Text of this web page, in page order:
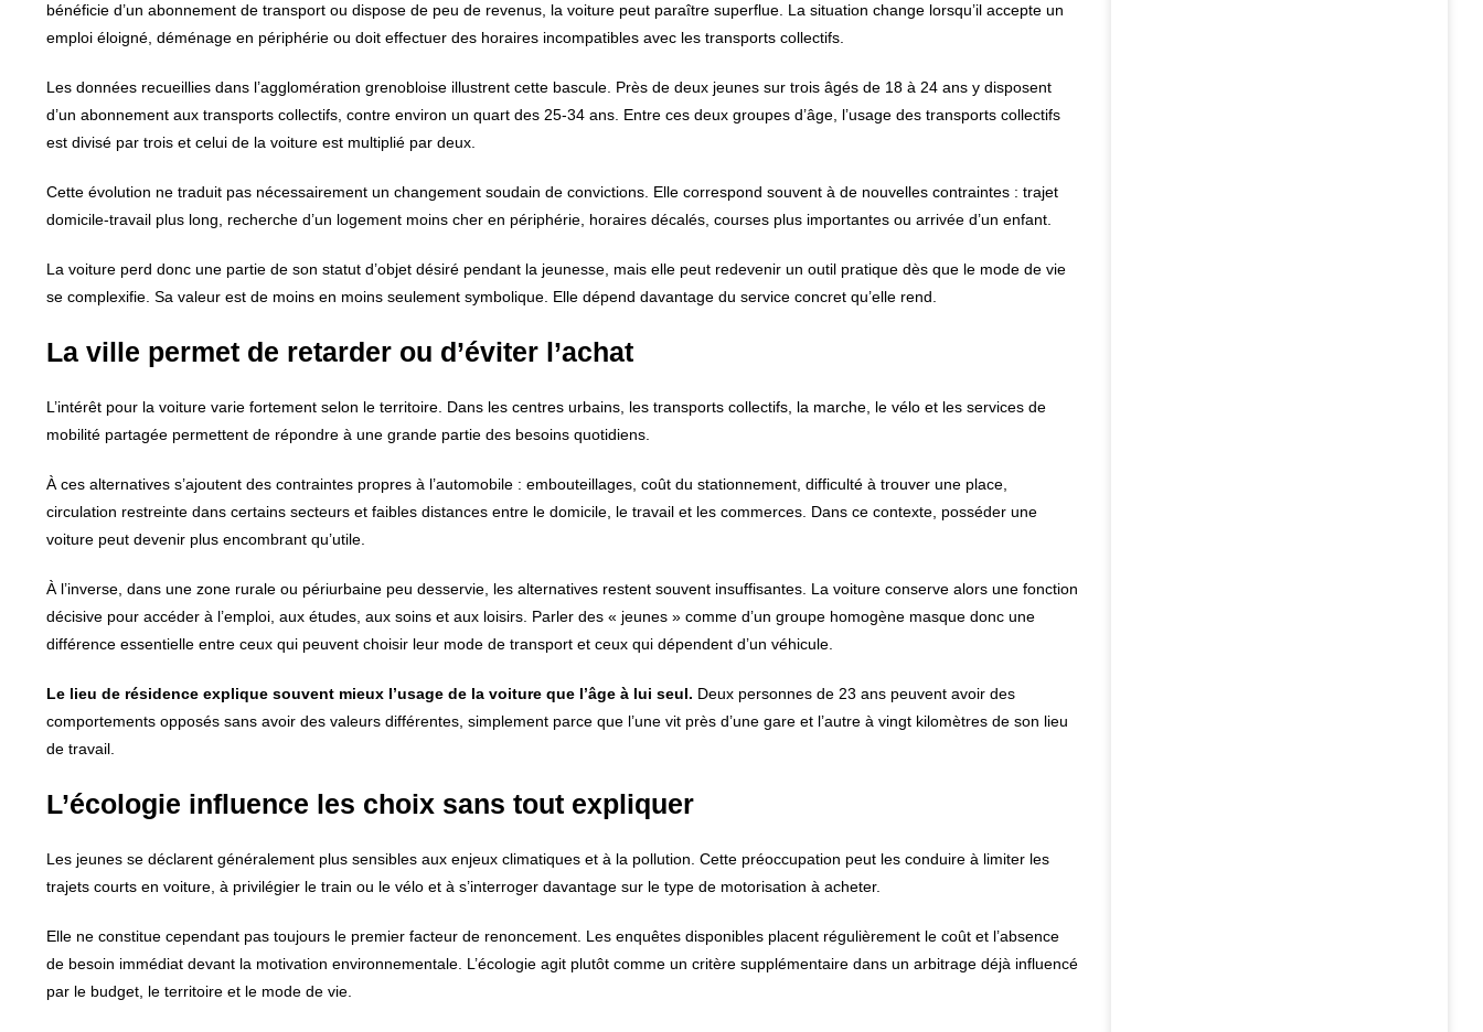
bénéficie d’un abonnement de transport ou dispose de peu de revenus, la voiture peut paraître superflue. La situation change lorsqu’il accepte un
emploi éloigné, déménage en périphérie ou doit effectuer des horaires incompatibles avec les transports collectifs.
Les données recueillies dans l’agglomération grenobloise illustrent cette bascule. Près de deux jeunes sur trois âgés de 18 à 24 ans y disposent
d’un abonnement aux transports collectifs, contre environ un quart des 25-34 ans. Entre ces deux groupes d’âge, l’usage des transports collectifs
est divisé par trois et celui de la voiture est multiplié par deux.
Cette évolution ne traduit pas nécessairement un changement soudain de convictions. Elle correspond souvent à de nouvelles contraintes : trajet
domicile-travail plus long, recherche d’un logement moins cher en périphérie, horaires décalés, courses plus importantes ou arrivée d’un enfant.
La voiture perd donc une partie de son statut d’objet désiré pendant la jeunesse, mais elle peut redevenir un outil pratique dès que le mode de vie
se complexifie. Sa valeur est de moins en moins seulement symbolique. Elle dépend davantage du service concret qu’elle rend.
La ville permet de retarder ou d’éviter l’achat
L’intérêt pour la voiture varie fortement selon le territoire. Dans les centres urbains, les transports collectifs, la marche, le vélo et les services de
mobilité partagée permettent de répondre à une grande partie des besoins quotidiens.
À ces alternatives s’ajoutent des contraintes propres à l’automobile : embouteillages, coût du stationnement, difficulté à trouver une place,
circulation restreinte dans certains secteurs et faibles distances entre le domicile, le travail et les commerces. Dans ce contexte, posséder une
voiture peut devenir plus encombrant qu’utile.
À l’inverse, dans une zone rurale ou périurbaine peu desservie, les alternatives restent souvent insuffisantes. La voiture conserve alors une fonction
décisive pour accéder à l’emploi, aux études, aux soins et aux loisirs. Parler des « jeunes » comme d’un groupe homogène masque donc une
différence essentielle entre ceux qui peuvent choisir leur mode de transport et ceux qui dépendent d’un véhicule.
Le lieu de résidence explique souvent mieux l’usage de la voiture que l’âge à lui seul. Deux personnes de 23 ans peuvent avoir des
comportements opposés sans avoir des valeurs différentes, simplement parce que l’une vit près d’une gare et l’autre à vingt kilomètres de son lieu
de travail.
L’écologie influence les choix sans tout expliquer
Les jeunes se déclarent généralement plus sensibles aux enjeux climatiques et à la pollution. Cette préoccupation peut les conduire à limiter les
trajets courts en voiture, à privilégier le train ou le vélo et à s’interroger davantage sur le type de motorisation à acheter.
Elle ne constitue cependant pas toujours le premier facteur de renoncement. Les enquêtes disponibles placent régulièrement le coût et l’absence
de besoin immédiat devant la motivation environnementale. L’écologie agit plutôt comme un critère supplémentaire dans un arbitrage déjà influencé
par le budget, le territoire et le mode de vie.